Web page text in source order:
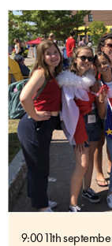
9:00 11th